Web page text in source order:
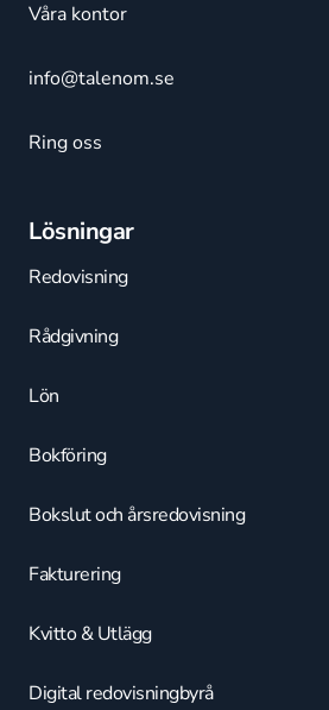
Våra kontor
info@talenom.se
Ring oss
Lösningar
Redovisning
Rådgivning
Lön
Bokföring
Bokslut och årsredovisning
Fakturering
Kvitto & Utlägg
Digital redovisningbyrå